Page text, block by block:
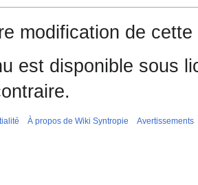
modification de
est disponible sous
À propos de Wiki Syntropie Avertissements